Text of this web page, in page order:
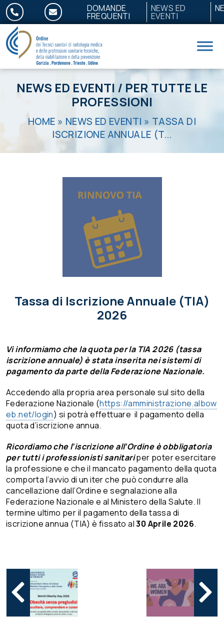
Salta al contenuto DOMANDE
FREQUENTI
NEWS ED
EVENTI
NEWS ED EVENTI / PER TUTTE LE
PROFESSIONI
HOME » NEWS ED EVENTI » TASSA DI
ISCRIZIONE ANNUALE (T...
Tassa di Iscrizione Annuale (TIA)
2026
Vi informiamo che la quota per la TIA 2026 (tassa
iscrizione annuale) è stata inserita nei sistemi di
pagamento da parte della Federazione Nazionale.
Accedendo alla propria area personale sul sito della
Federazione Nazionale (https://amministrazione.albow
eb.net/login) si potrà effettuare il pagamento della
quota d’iscrizione annua.
Ricordiamo che l’iscrizione all’Ordine è obbligatoria
per tutti i professionisti sanitariper poter esercitare
la professione e che il mancato pagamento della quota
comporta l’avvio di un iter che può condurre alla
cancellazione dall’Ordine e segnalazione alla
Federazione Nazionale e al Ministero della Salute. Il
termine ultimo per il pagamento della tassa di
iscrizione annua (TIA) è fissato al30 Aprile 2026.